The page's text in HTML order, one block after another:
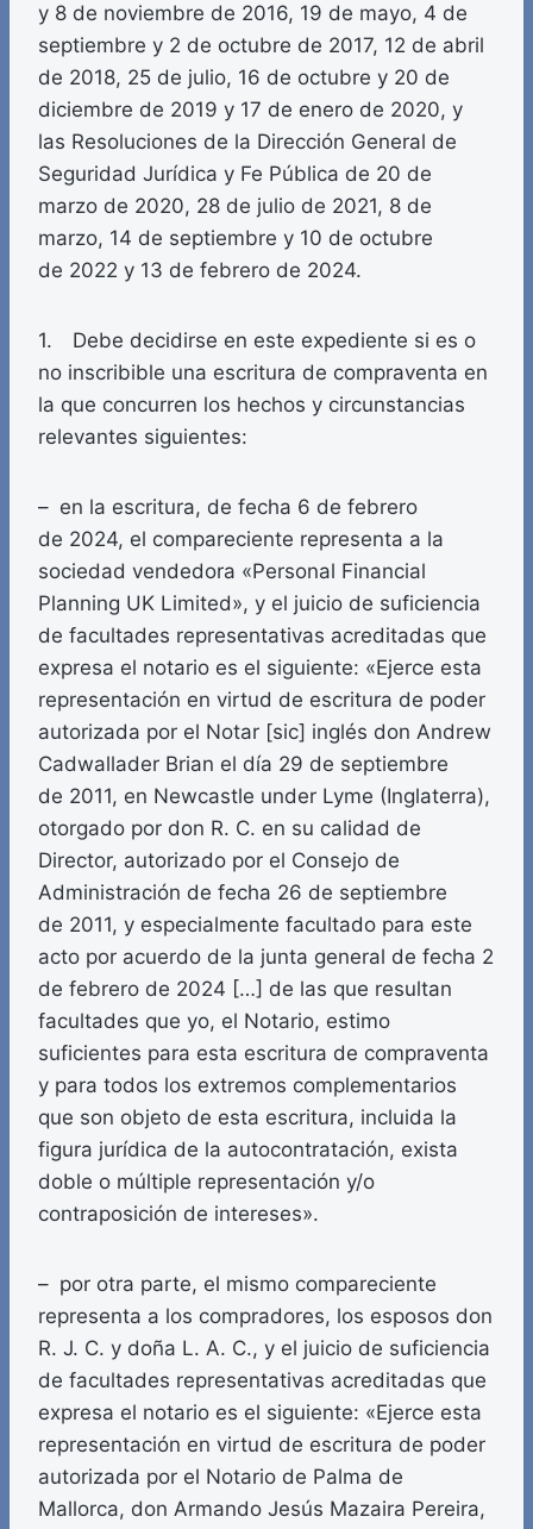
y 8 de noviembre de 2016, 19 de mayo, 4 de
septiembre y 2 de octubre de 2017, 12 de abril
de 2018, 25 de julio, 16 de octubre y 20 de
diciembre de 2019 y 17 de enero de 2020, y
las Resoluciones de la Dirección General de
Seguridad Jurídica y Fe Pública de 20 de
marzo de 2020, 28 de julio de 2021, 8 de
marzo, 14 de septiembre y 10 de octubre
de 2022 y 13 de febrero de 2024.
1. Debe decidirse en este expediente si es o
no inscribible una escritura de compraventa en
la que concurren los hechos y circunstancias
relevantes siguientes:
– en la escritura, de fecha 6 de febrero
de 2024, el compareciente representa a la
sociedad vendedora «Personal Financial
Planning UK Limited», y el juicio de suficiencia
de facultades representativas acreditadas que
expresa el notario es el siguiente: «Ejerce esta
representación en virtud de escritura de poder
autorizada por el Notar [sic] inglés don Andrew
Cadwallader Brian el día 29 de septiembre
de 2011, en Newcastle under Lyme (Inglaterra),
otorgado por don R. C. en su calidad de
Director, autorizado por el Consejo de
Administración de fecha 26 de septiembre
de 2011, y especialmente facultado para este
acto por acuerdo de la junta general de fecha 2
de febrero de 2024 […] de las que resultan
facultades que yo, el Notario, estimo
suficientes para esta escritura de compraventa
y para todos los extremos complementarios
que son objeto de esta escritura, incluida la
figura jurídica de la autocontratación, exista
doble o múltiple representación y/o
contraposición de intereses».
– por otra parte, el mismo compareciente
representa a los compradores, los esposos don
R. J. C. y doña L. A. C., y el juicio de suficiencia
de facultades representativas acreditadas que
expresa el notario es el siguiente: «Ejerce esta
representación en virtud de escritura de poder
autorizada por el Notario de Palma de
Mallorca, don Armando Jesús Mazaira Pereira,